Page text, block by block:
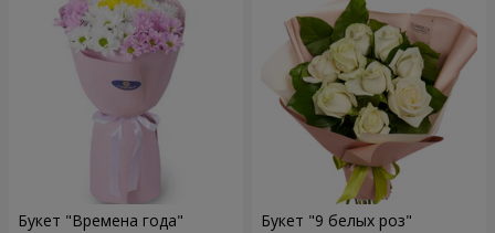
Букет "Времена года" Букет "9 белых роз"